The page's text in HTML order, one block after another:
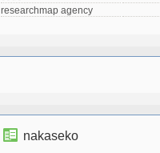
researchmap agency
nakaseko